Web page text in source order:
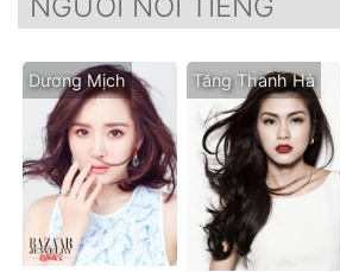
Dương Mịch Tăng Thanh Hà